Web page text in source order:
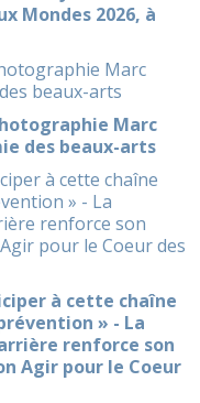
Mondes 2026, à
Marc
des beaux-arts
à cette chaîne
» - La
renforce son
Agir pour le Coeur